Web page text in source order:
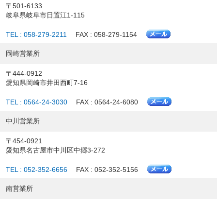
〒501-6133
岐阜県岐阜市日置江1-115
TEL : 058-279-2211 FAX : 058-279-1154
岡崎営業所
〒444-0912
愛知県岡崎市井田西町7-16
TEL : 0564-24-3030 FAX : 0564-24-6080
中川営業所
〒454-0921
愛知県名古屋市中川区中郷3-272
TEL : 052-352-6656 FAX : 052-352-5156
南営業所